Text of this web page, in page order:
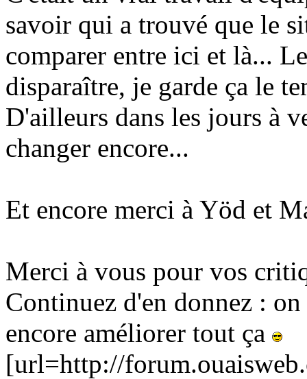
savoir qui a trouvé que le
comparer entre ici et là...
disparaître, je garde ça le
D'ailleurs dans les jours à
changer encore...
Et encore merci à Yöd et
Merci à vous pour vos
Continuez d'en donnez :
encore améliorer tout ça
[url=http://